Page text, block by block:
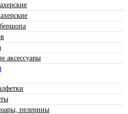
аксессуары
пелерины